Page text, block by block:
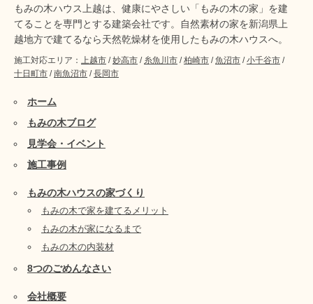
もみの木ハウス上越は、健康にやさしい「もみの木の家」を建
てることを専門とする建築会社です。自然素材の家を新潟県上
越地方で建てるなら天然乾燥材を使用したもみの木ハウスへ。
施工対応エリア： 上越市 /妙高市 / 糸魚川市 /柏崎市 /魚沼市 /小千谷市 /
十日町市 /南魚沼市 /長岡市
ホーム
もみの木ブログ
見学会・イベント
施工事例
もみの木ハウスの家づくり
もみの木で家を建てるメリット
もみの木が家になるまで
もみの木の内装材
8つのごめんなさい
会社概要